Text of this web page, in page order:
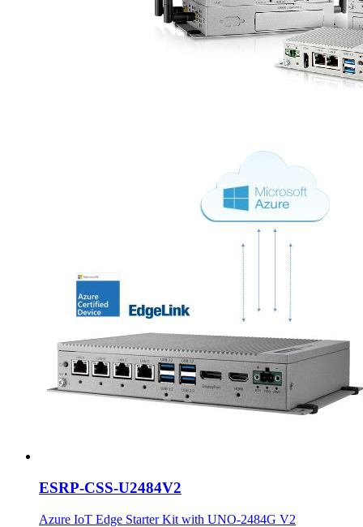
ESRP-CSS-U2484V2
Azure IoT Edge Starter Kit with UNO-2484G V2